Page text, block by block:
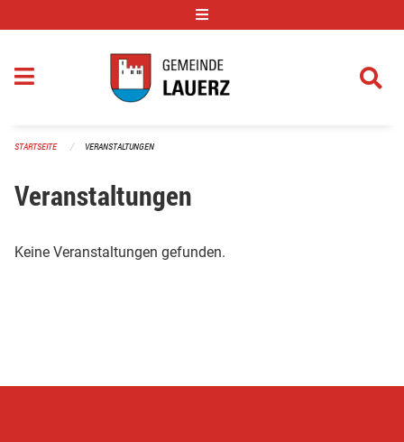
STARTSEITE VERANSTALTUNGEN
Veranstaltungen
Keine Veranstaltungen gefunden.